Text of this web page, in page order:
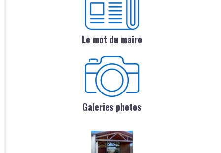
Le mot du maire
Galeries photos